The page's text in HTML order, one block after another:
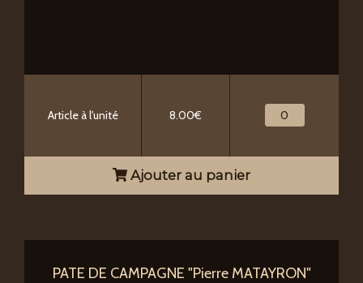
Article à l'unité 8.00€
Ajouter au panier
PATE DE CAMPAGNE "Pierre MATAYRON"